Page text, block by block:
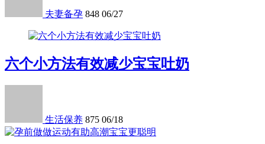
夫妻备孕 848 06/27
六个小方法有效减少宝宝吐奶
生活保养 875 06/18